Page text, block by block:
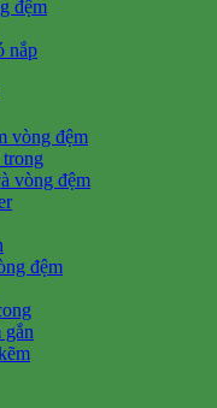
đệm
nắp
vòng đệm
vòng đệm
đệm
gắn